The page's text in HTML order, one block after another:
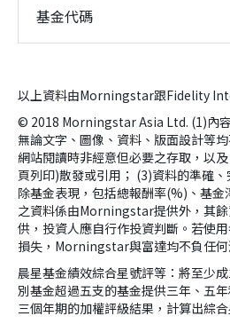
基金代碼
以上資料由Morningstar跟Fidelity
© 2018 Morningstar Asia Ltd. (1)內
無論文字、圖像、資料、版面設計等
網站閱讀時非經意但必要之存取，以
頁列印)散發或引用； (3)資料的準確
除基金表現，包括總報酬率(%)、基
之資料係由Morningstar提供外，其
供，投資人應自行作投資判斷。若使
損失，Morningstar與富達均不負任何
晨星基金績效綜合星號評等：將至少
別基金超過五支的基金提供三年、五
三個年期的加權評級結果，計算出綜合